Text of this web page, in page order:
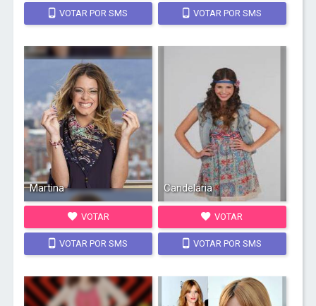
VOTAR POR SMS VOTAR POR SMS
Martina
VOTAR
VOTAR POR SMS
Candelaria
VOTAR
VOTAR POR SMS